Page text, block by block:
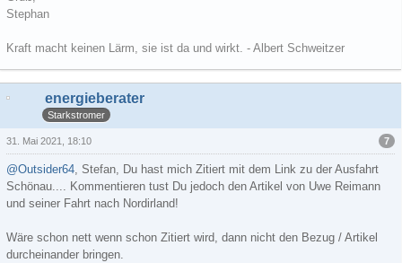
Stephan
Kraft macht keinen Lärm, sie ist da und wirkt. - Albert Schweitzer
energieberater
Starkstromer
7
31. Mai 2021, 18:10
@Outsider64, Stefan, Du hast mich Zitiert mit dem Link zu der Ausfahrt
Schönau.... Kommentieren tust Du jedoch den Artikel von Uwe Reimann
und seiner Fahrt nach Nordirland!
Wäre schon nett wenn schon Zitiert wird, dann nicht den Bezug / Artikel
durcheinander bringen.